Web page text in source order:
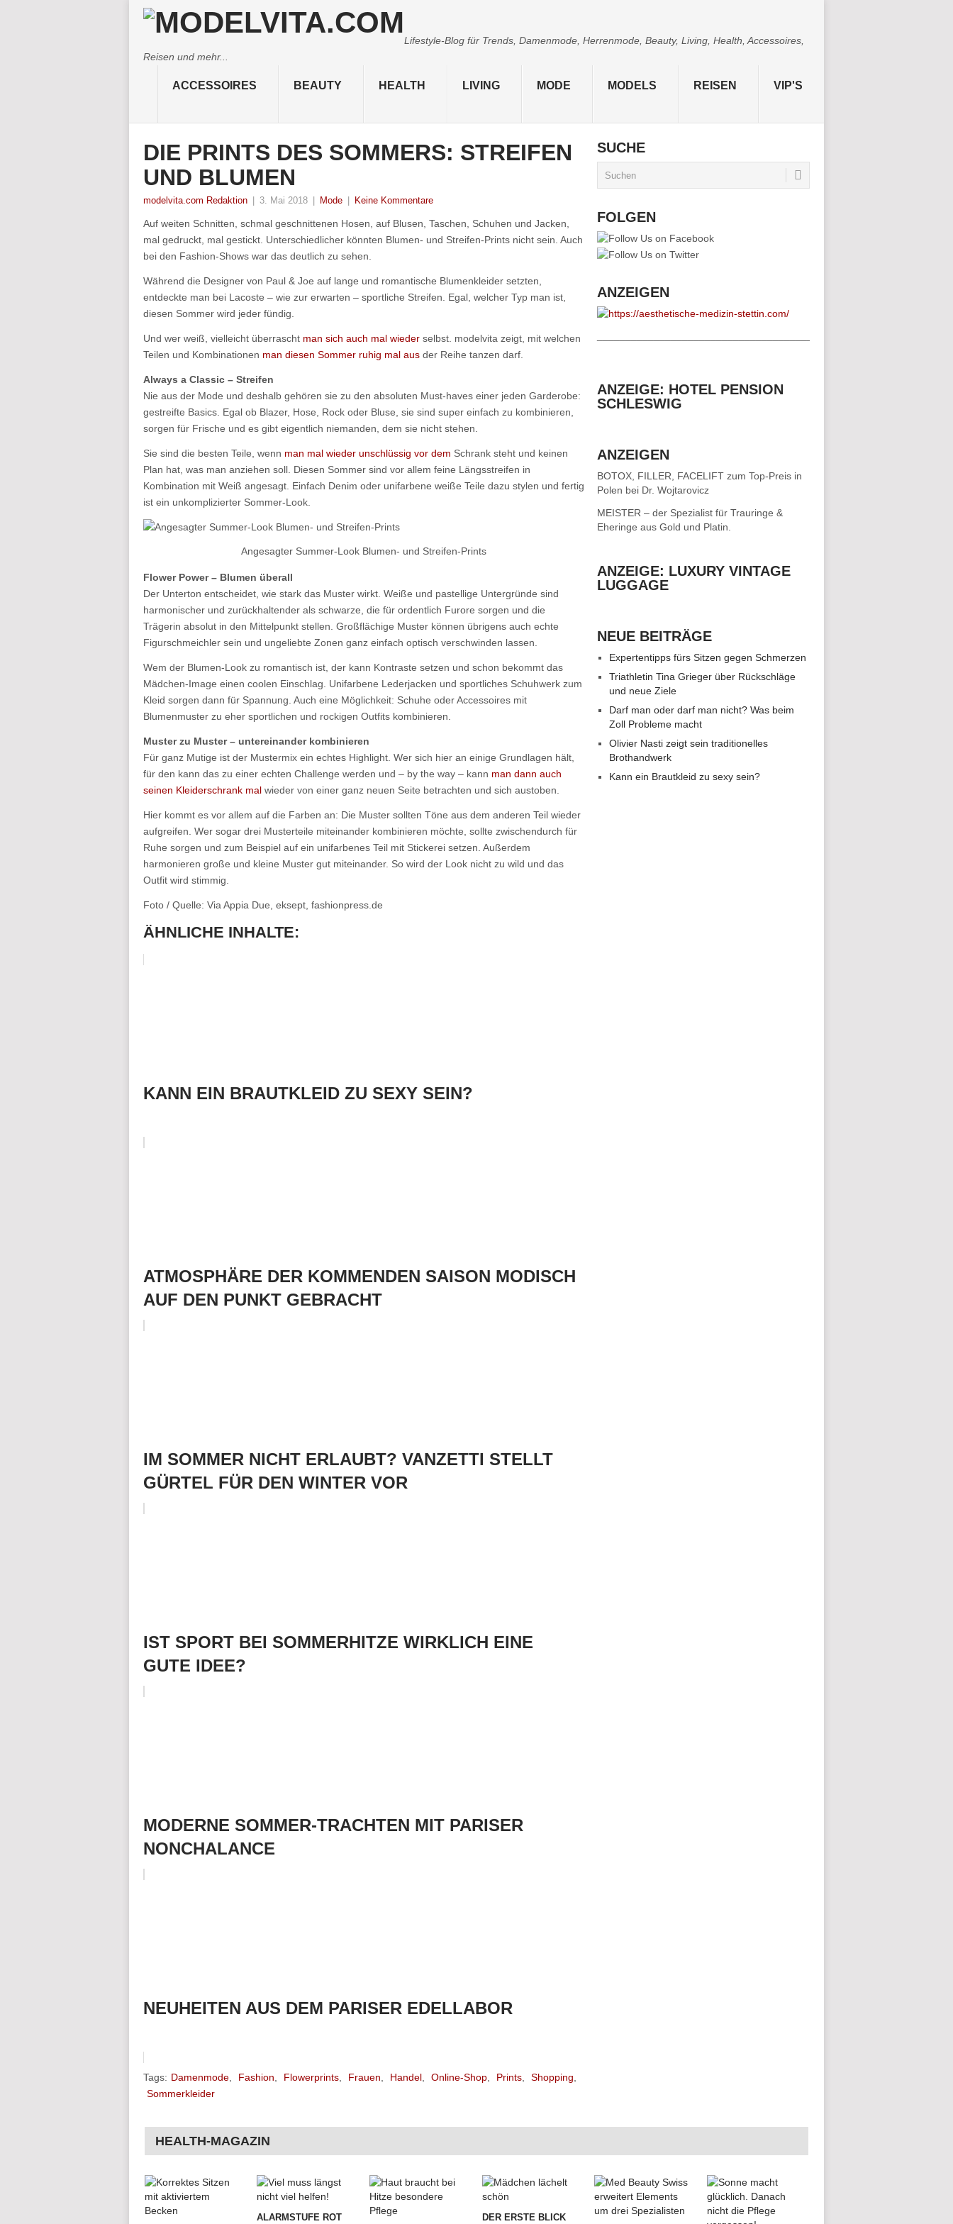
Lifestyle-Blog für Trends, Damenmode, Herrenmode, Beauty, Living, Health, Accessoires,
Reisen und mehr...
ACCESSOIRES BEAUTY HEALTH LIVING MODE MODELS REISEN VIP'S
DIE PRINTS DES SOMMERS: STREIFEN
UND BLUMEN
modelvita.com Redaktion 3. Mai 2018 Mode Keine Kommentare
Auf weiten Schnitten, schmal geschnittenen Hosen, auf Blusen, Taschen, Schuhen und Jacken,
mal gedruckt, mal gestickt. Unterschiedlicher könnten Blumen- und Streifen-Prints nicht sein. Auch
bei den Fashion-Shows war das deutlich zu sehen.
Während die Designer von Paul & Joe auf lange und romantische Blumenkleider setzten,
entdeckte man bei Lacoste – wie zur erwarten – sportliche Streifen. Egal, welcher Typ man ist,
diesen Sommer wird jeder fündig.
Und wer weiß, vielleicht überrascht man sich auch mal wieder selbst. modelvita zeigt, mit welchen
Teilen und Kombinationen man diesen Sommer ruhig mal aus der Reihe tanzen darf.
Always a Classic – Streifen
Nie aus der Mode und deshalb gehören sie zu den absoluten Must-haves einer jeden Garderobe:
gestreifte Basics. Egal ob Blazer, Hose, Rock oder Bluse, sie sind super einfach zu kombinieren,
sorgen für Frische und es gibt eigentlich niemanden, dem sie nicht stehen.
Sie sind die besten Teile, wenn man mal wieder unschlüssig vor dem Schrank steht und keinen
Plan hat, was man anziehen soll. Diesen Sommer sind vor allem feine Längsstreifen in
Kombination mit Weiß angesagt. Einfach Denim oder unifarbene weiße Teile dazu stylen und fertig
ist ein unkomplizierter Sommer-Look.
Angesagter Summer-Look Blumen- und Streifen-Prints
Flower Power – Blumen überall
Der Unterton entscheidet, wie stark das Muster wirkt. Weiße und pastellige Untergründe sind
harmonischer und zurückhaltender als schwarze, die für ordentlich Furore sorgen und die
Trägerin absolut in den Mittelpunkt stellen. Großflächige Muster können übrigens auch echte
Figurschmeichler sein und ungeliebte Zonen ganz einfach optisch verschwinden lassen.
Wem der Blumen-Look zu romantisch ist, der kann Kontraste setzen und schon bekommt das
Mädchen-Image einen coolen Einschlag. Unifarbene Lederjacken und sportliches Schuhwerk zum
Kleid sorgen dann für Spannung. Auch eine Möglichkeit: Schuhe oder Accessoires mit
Blumenmuster zu eher sportlichen und rockigen Outfits kombinieren.
Muster zu Muster – untereinander kombinieren
Für ganz Mutige ist der Mustermix ein echtes Highlight. Wer sich hier an einige Grundlagen hält,
für den kann das zu einer echten Challenge werden und – by the way – kann man dann auch
seinen Kleiderschrank mal wieder von einer ganz neuen Seite betrachten und sich austoben.
Hier kommt es vor allem auf die Farben an: Die Muster sollten Töne aus dem anderen Teil wieder
aufgreifen. Wer sogar drei Musterteile miteinander kombinieren möchte, sollte zwischendurch für
Ruhe sorgen und zum Beispiel auf ein unifarbenes Teil mit Stickerei setzen. Außerdem
harmonieren große und kleine Muster gut miteinander. So wird der Look nicht zu wild und das
Outfit wird stimmig.
Foto / Quelle: Via Appia Due, eksept, fashionpress.de
ÄHNLICHE INHALTE:
KANN EIN BRAUTKLEID ZU SEXY SEIN?
ATMOSPHÄRE DER KOMMENDEN SAISON MODISCH
AUF DEN PUNKT GEBRACHT
IM SOMMER NICHT ERLAUBT? VANZETTI STELLT
GÜRTEL FÜR DEN WINTER VOR
IST SPORT BEI SOMMERHITZE WIRKLICH EINE
GUTE IDEE?
MODERNE SOMMER-TRACHTEN MIT PARISER
NONCHALANCE
NEUHEITEN AUS DEM PARISER EDELLABOR
Tags: Damenmode, Fashion, Flowerprints, Frauen, Handel, Online-Shop, Prints, Shopping,
Sommerkleider
SUCHE
FOLGEN
ANZEIGEN
ANZEIGE: HOTEL PENSION
SCHLESWIG
ANZEIGEN
BOTOX, FILLER, FACELIFT zum Top-Preis in
Polen bei Dr. Wojtarovicz
MEISTER – der Spezialist für Trauringe &
Eheringe aus Gold und Platin.
ANZEIGE: LUXURY VINTAGE
LUGGAGE
NEUE BEITRÄGE
Expertentipps fürs Sitzen gegen Schmerzen
Triathletin Tina Grieger über Rückschläge
und neue Ziele
Darf man oder darf man nicht? Was beim
Zoll Probleme macht
Olivier Nasti zeigt sein traditionelles
Brothandwerk
Kann ein Brautkleid zu sexy sein?
HEALTH-MAGAZIN
ALARMSTUFE ROT DER ERSTE BLICK